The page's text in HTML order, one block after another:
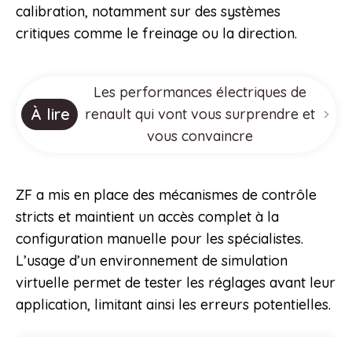
calibration, notamment sur des systèmes
critiques comme le freinage ou la direction.
À lire
Les performances électriques de
renault qui vont vous surprendre et
vous convaincre
ZF a mis en place des mécanismes de contrôle
stricts et maintient un accès complet à la
configuration manuelle pour les spécialistes.
L’usage d’un environnement de simulation
virtuelle permet de tester les réglages avant leur
application, limitant ainsi les erreurs potentielles.